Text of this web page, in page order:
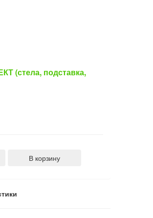
(стела, подставка,
В корзину